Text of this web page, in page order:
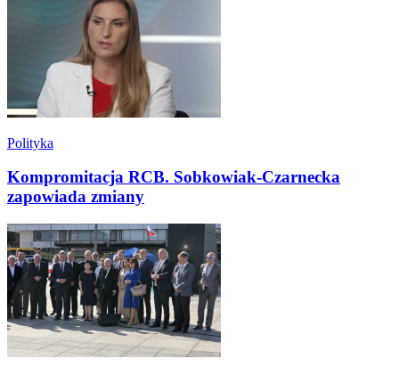
Polityka
Kompromitacja RCB. Sobkowiak-Czarnecka
zapowiada zmiany